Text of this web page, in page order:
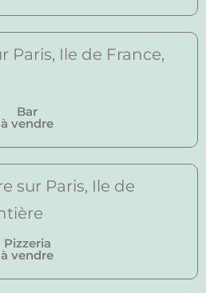
Bar
à vendre
Pizzeria
à vendre